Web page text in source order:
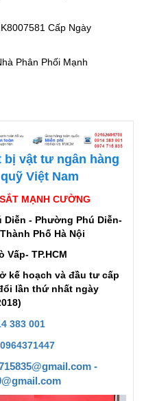
Cấp Ngày
Phân Phối Mạnh
bị vật tư ngân hàng
Việt Nam
MẠNH CƯỜNG
- Phường Phú Diễn-
Phố Hà Nội
Vấp- TP.HCM
kế hoạch và đầu tư cấp
lần thứ nhất ngày
383 001
0964371447
-